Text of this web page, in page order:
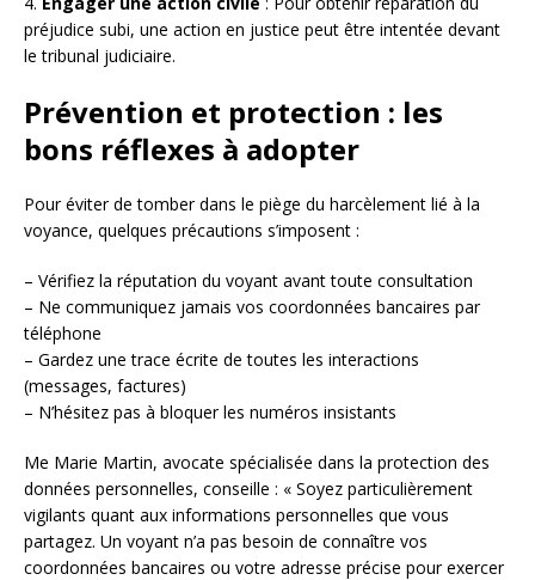
préjudice subi, une action en justice peut être intentée devant
le tribunal judiciaire.
Prévention et protection : les
bons réflexes à adopter
Pour éviter de tomber dans le piège du harcèlement lié à la
voyance, quelques précautions s’imposent :
– Vérifiez la réputation du voyant avant toute consultation
– Ne communiquez jamais vos coordonnées bancaires par
téléphone
– Gardez une trace écrite de toutes les interactions
(messages, factures)
– N’hésitez pas à bloquer les numéros insistants
Me Marie Martin, avocate spécialisée dans la protection des
données personnelles, conseille : « Soyez particulièrement
vigilants quant aux informations personnelles que vous
partagez. Un voyant n’a pas besoin de connaître vos
coordonnées bancaires ou votre adresse précise pour exercer